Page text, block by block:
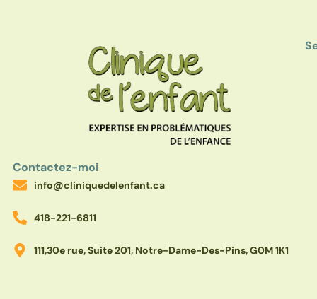
Contactez-moi
info@cliniquedelenfant.ca
418-221-6811
111,30e rue, Suite 201, Notre-Dame-Des-Pins, G0M 1K1